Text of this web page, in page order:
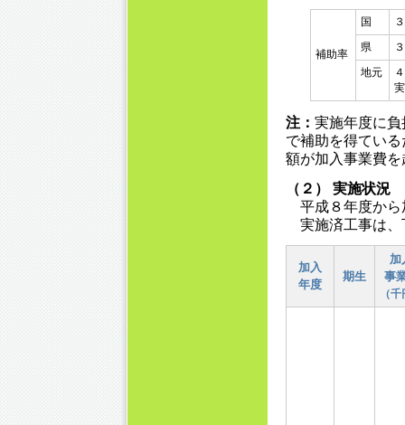
補助率
国
県
地元
注： 実施年度に
で補助を得てい
額が加入事業費
（２） 実施状況
平成８年度から
実施済工事は、
加入
年度
期生
加
事
（